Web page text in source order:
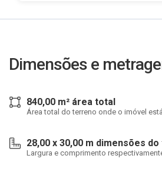
Dimensões e
840,00 m² área total
Área total do terreno onde o imóvel
28,00 x 30,00 m dimensões
Largura e comprimento